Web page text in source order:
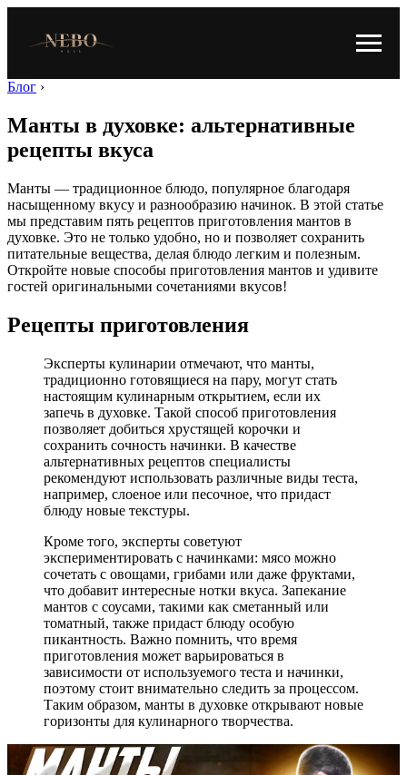
Блог ›
Манты в духовке: альтернативные
рецепты вкуса
Манты — традиционное блюдо, популярное благодаря
насыщенному вкусу и разнообразию начинок. В этой статье
мы представим пять рецептов приготовления мантов в
духовке. Это не только удобно, но и позволяет сохранить
питательные вещества, делая блюдо легким и полезным.
Откройте новые способы приготовления мантов и удивите
гостей оригинальными сочетаниями вкусов!
Рецепты приготовления
Эксперты кулинарии отмечают, что манты,
традиционно готовящиеся на пару, могут стать
настоящим кулинарным открытием, если их
запечь в духовке. Такой способ приготовления
позволяет добиться хрустящей корочки и
сохранить сочность начинки. В качестве
альтернативных рецептов специалисты
рекомендуют использовать различные виды теста,
например, слоеное или песочное, что придаст
блюду новые текстуры.
Кроме того, эксперты советуют
экспериментировать с начинками: мясо можно
сочетать с овощами, грибами или даже фруктами,
что добавит интересные нотки вкуса. Запекание
мантов с соусами, такими как сметанный или
томатный, также придаст блюду особую
пикантность. Важно помнить, что время
приготовления может варьироваться в
зависимости от используемого теста и начинки,
поэтому стоит внимательно следить за процессом.
Таким образом, манты в духовке открывают новые
горизонты для кулинарного творчества.